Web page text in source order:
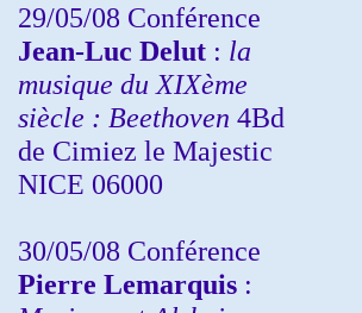
29/05/08 Conférence
Jean-Luc Delut : la
musique du XIXème
siècle : Beethoven 4Bd
de Cimiez le Majestic
NICE 06000
30/05/08 Conférence
Pierre Lemarquis :